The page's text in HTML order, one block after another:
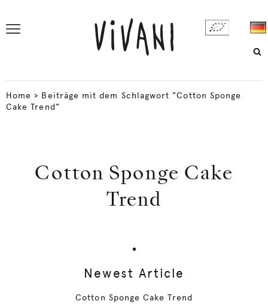
Home > Beiträge mit dem Schlagwort "Cotton Sponge
Cake Trend"
Cotton Sponge Cake
Trend
Newest Article
Cotton Sponge Cake Trend